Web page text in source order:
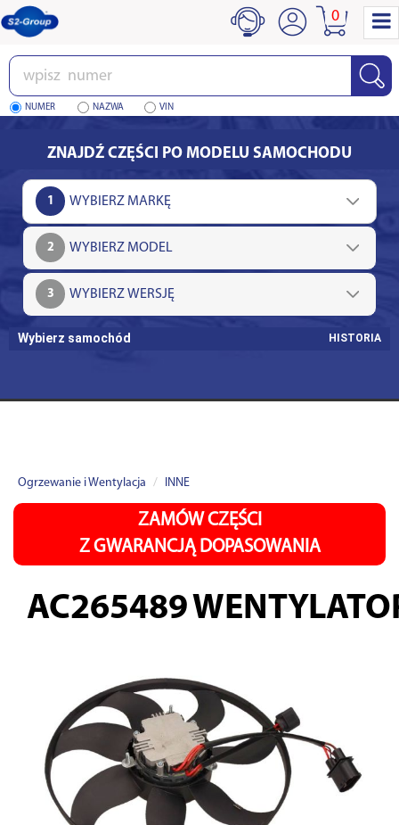
Wpisz
numer
NUMER NAZWA VIN
0
ZNAJDŹ CZĘŚCI PO MODELU SAMOCHODU
1
2
3
Wybierz samochód HISTORIA
Ogrzewanie i Wentylacja INNE
ZAMÓW CZĘŚCI
Z GWARANCJĄ DOPASOWANIA
AC265489